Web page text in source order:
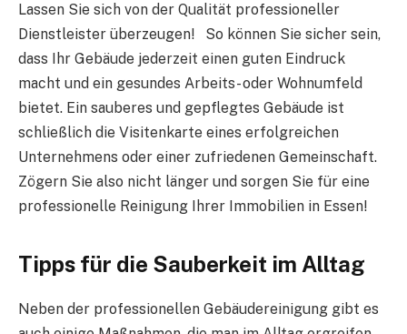
Lassen Sie sich von der Qualität professioneller
Dienstleister überzeugen! So können Sie sicher sein,
dass Ihr Gebäude jederzeit einen guten Eindruck
macht und ein gesundes Arbeits- oder Wohnumfeld
bietet. Ein sauberes und gepflegtes Gebäude ist
schließlich die Visitenkarte eines erfolgreichen
Unternehmens oder einer zufriedenen Gemeinschaft.
Zögern Sie also nicht länger und sorgen Sie für eine
professionelle Reinigung Ihrer Immobilien in Essen!
Tipps für die Sauberkeit im Alltag
Neben der professionellen Gebäudereinigung gibt es